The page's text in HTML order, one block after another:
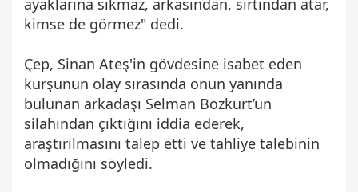
kimse de görmez" dedi.
Çep, Sinan Ateş'in gövdesine isabet eden
kurşunun olay sırasında onun yanında
bulunan arkadaşı Selman Bozkurt’un
silahından çıktığını iddia ederek,
araştırılmasını talep etti ve tahliye talebinin
olmadığını söyledi.